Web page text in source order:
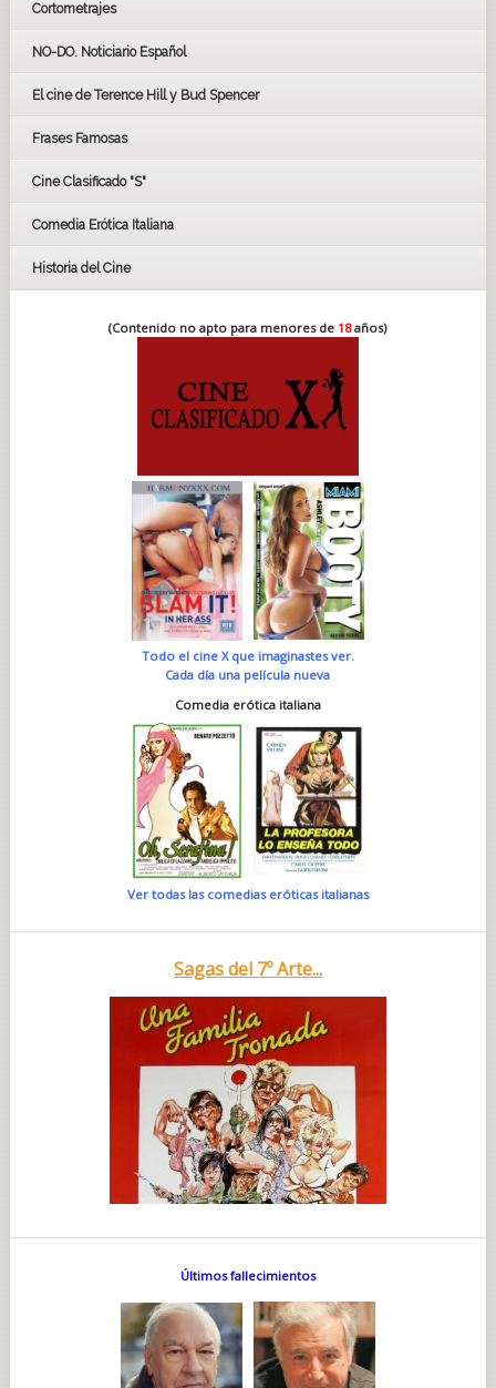
LOS OSCARS
GOYAS
BAFTA
Cortometrajes
NO-DO. Noticiario Español
El cine de Terence Hill y Bud Spencer
Frases Famosas
Cine Clasificado "S"
Comedia Erótica Italiana
Historia del Cine
(Contenido no apto para menores de 18años)
Todo el cine X que imaginastes ver.
Cada día una película nueva
Comedia erótica italiana
Ver todas las comedias eróticas italianas
Sagas del 7º Arte...
Últimos fallecimientos